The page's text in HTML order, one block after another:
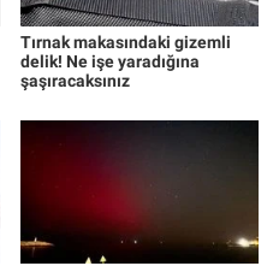
Tırnak makasındaki gizemli
delik! Ne işe yaradığına
şaşıracaksınız